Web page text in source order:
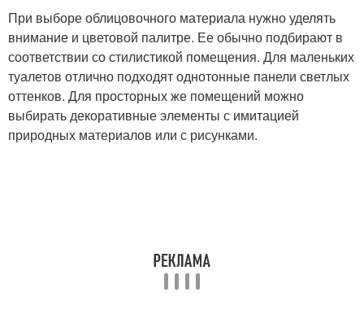
При выборе облицовочного материала нужно уделять
внимание и цветовой палитре. Ее обычно подбирают в
соответствии со стилистикой помещения. Для маленьких
туалетов отлично подходят однотонные панели светлых
оттенков. Для просторных же помещений можно
выбирать декоративные элементы с имитацией
природных материалов или с рисунками.